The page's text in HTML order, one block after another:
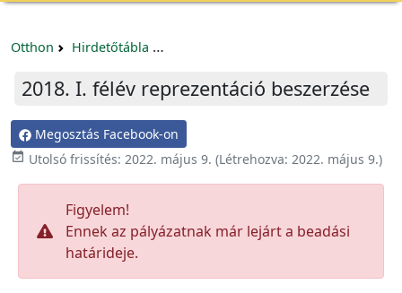
Otthon Hirdetőtábla
2018. I. félév reprezentáció beszerzése
Megosztás Facebook-on
 Utolsó frissítés: 2022. május 9. (Létrehozva: 2022. május 9.)
Figyelem!
Ennek az pályázatnak már lejárt a beadási
határideje.